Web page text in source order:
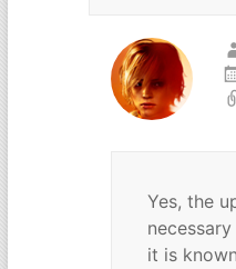
Yes, the
it is